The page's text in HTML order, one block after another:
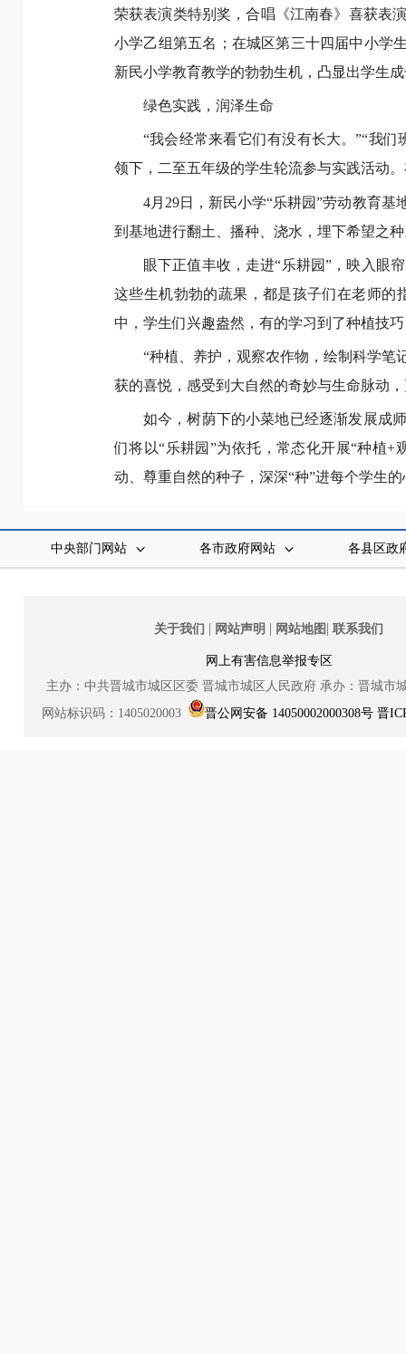
荣获表演类特别奖，合唱《江南春》喜获表
小学乙组第五名；在城区第三十四届中小
新民小学教育教学的勃勃生机，凸显出学生
绿色实践，润泽生命
“我会经常来看它们有没有长大。”“我们
领下，二至五年级的学生轮流参与实践活动
4月29日，新民小学“乐耕园”劳动教育
到基地进行翻土、播种、浇水，埋下希望之
眼下正值丰收，走进“乐耕园”，映入眼
这些生机勃勃的蔬果，都是孩子们在老师的
中，学生们兴趣盎然，有的学习到了种植技
“种植、养护，观察农作物，绘制科学
获的喜悦，感受到大自然的奇妙与生命脉动
如今，树荫下的小菜地已经逐渐发展成
们将以“乐耕园”为依托，常态化开展“种植
动、尊重自然的种子，深深“种”进每个学生
中央部门网站 各市政府网站 各县区政
关于我们 | 网站声明 | 网站地图 | 联系我们
网上有害信息举报专区
主办：中共晋城市城区区委 晋城市城区人民政府 承办：晋城市
网站标识码：1405020003
晋公网安备 14050002000308号 晋